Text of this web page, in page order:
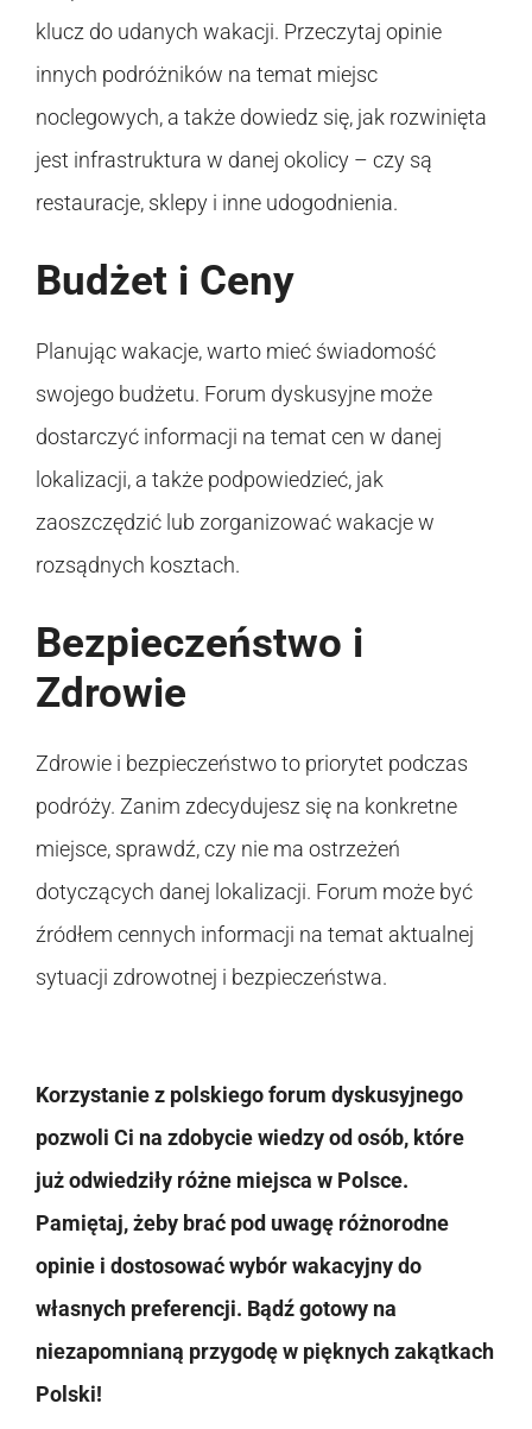
klucz do udanych wakacji. Przeczytaj opinie
innych podróżników na temat miejsc
noclegowych, a także dowiedz się, jak rozwinięta
jest infrastruktura w danej okolicy – czy są
restauracje, sklepy i inne udogodnienia.
Budżet i Ceny
Planując wakacje, warto mieć świadomość
swojego budżetu. Forum dyskusyjne może
dostarczyć informacji na temat cen w danej
lokalizacji, a także podpowiedzieć, jak
zaoszczędzić lub zorganizować wakacje w
rozsądnych kosztach.
Bezpieczeństwo i
Zdrowie
Zdrowie i bezpieczeństwo to priorytet podczas
podróży. Zanim zdecydujesz się na konkretne
miejsce, sprawdź, czy nie ma ostrzeżeń
dotyczących danej lokalizacji. Forum może być
źródłem cennych informacji na temat aktualnej
sytuacji zdrowotnej i bezpieczeństwa.
Korzystanie z polskiego forum dyskusyjnego
pozwoli Ci na zdobycie wiedzy od osób, które
już odwiedziły różne miejsca w Polsce.
Pamiętaj, żeby brać pod uwagę różnorodne
opinie i dostosować wybór wakacyjny do
własnych preferencji. Bądź gotowy na
niezapomnianą przygodę w pięknych zakątkach
Polski!